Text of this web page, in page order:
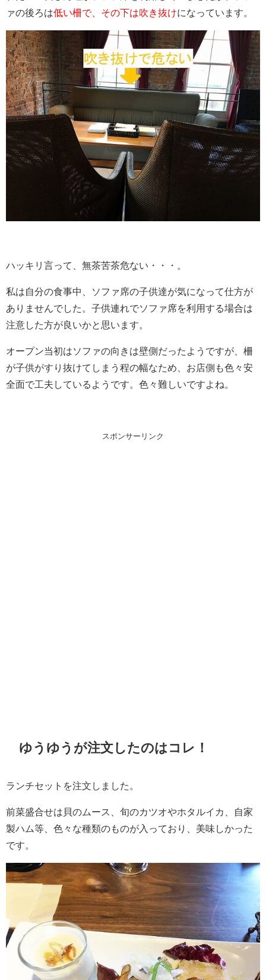
ァの後ろは低い柵で、その下は吹き抜けになっています。
ハッキリ言って、無茶苦茶危ない・・・。
私は自分の食事中、ソファ席の子供達が気になって仕方が
ありませんでした。子供連れでソファ席を利用する場合は
注意した方が良いかと思います。
オープン当初はソファの向きは壁側だったようですが、柵
が子供がすり抜けてしまう程の幅なため、お店側も色々安
全面で工夫しているようです。色々難しいですよね。
スポンサーリンク
ゆうゆうが注文したのはコレ！
ランチセットを注文しました。
前菜盛合せは貝のムース、旬のカツオやホタルイカ、自家
製ハム等、色々な種類のものが入っており、美味しかった
です。